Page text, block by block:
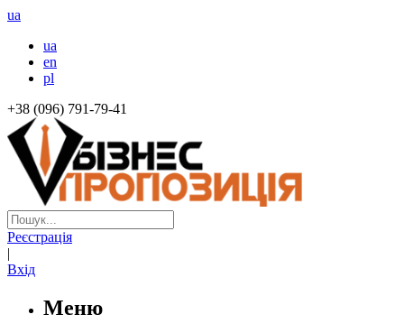
ua
ua
en
pl
+38 (096) 791-79-41
Реєстрація
|
Вхід
Меню